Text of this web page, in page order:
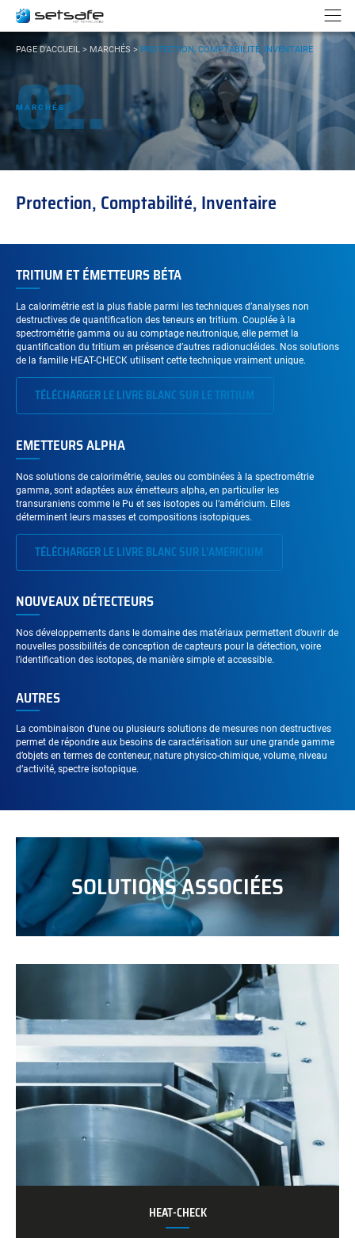
Aller au contenu
VOUS
PAGE D'ACCUEIL> MARCHÉS > PROTECTION, COMPTABILITÉ, INVENTAIRE
02.
MARCHÉS
Protection, Comptabilité, Inventaire
TRITIUM ET ÉMETTEURS BÉTA
La calorimétrie est la plus fiable parmi les techniques d’analyses non
destructives de quantification des teneurs en tritium. Couplée à la
spectrométrie gamma ou au comptage neutronique, elle permet la
quantification du tritium en présence d’autres radionucléides. Nos solutions
de la famille HEAT-CHECK utilisent cette technique vraiment unique.
TÉLÉCHARGER LE LIVRE BLANC SUR LE TRITIUM
EMETTEURS ALPHA
Nos solutions de calorimétrie, seules ou combinées à la spectrométrie
gamma, sont adaptées aux émetteurs alpha, en particulier les
transuraniens comme le Pu et ses isotopes ou l’américium. Elles
déterminent leurs masses et compositions isotopiques.
TÉLÉCHARGER LE LIVRE BLANC SUR L’AMERICIUM
NOUVEAUX DÉTECTEURS
Nos développements dans le domaine des matériaux permettent d’ouvrir de
nouvelles possibilités de conception de capteurs pour la détection, voire
l’identification des isotopes, de manière simple et accessible.
AUTRES
La combinaison d’une ou plusieurs solutions de mesures non destructives
permet de répondre aux besoins de caractérisation sur une grande gamme
d’objets en termes de conteneur, nature physico-chimique, volume, niveau
d’activité, spectre isotopique.
SOLUTIONS ASSOCIÉES
HEAT-CHECK
Panneau de gestion des cookies